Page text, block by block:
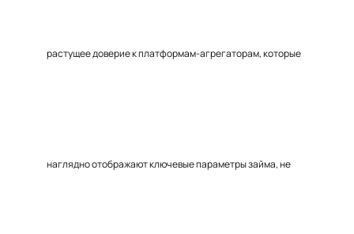
растущее доверие к платформам-агрегаторам, которые
наглядно отображают ключевые параметры займа, не